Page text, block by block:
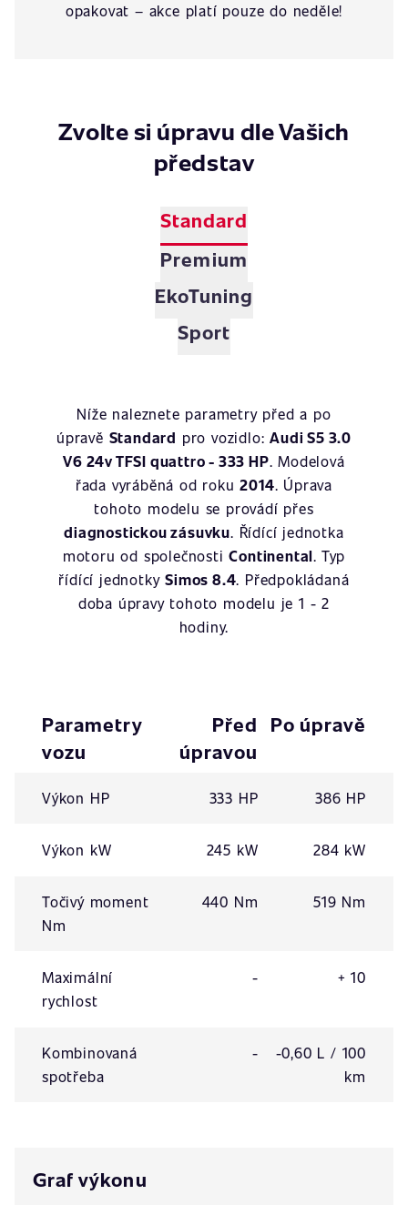
opakovat – akce platí pouze do neděle!
Zvolte si úpravu dle Vašich
představ
Standard
Premium
EkoTuning
Sport
Níže naleznete parametry před a po
úpravě Standard pro vozidlo:Audi S5 3.0
V6 24v TFSI quattro - 333 HP. Modelová
řada vyráběná od roku2014. Úprava
tohoto modelu se provádí přes
diagnostickou zásuvku. Řídící jednotka
motoru od společnostiContinental. Typ
řídící jednotkySimos 8.4. Předpokládaná
doba úpravy tohoto modelu je 1 - 2
hodiny.
Parametry
vozu
Před
úpravou
Po úpravě
Výkon HP 333 HP 386 HP
Výkon kW 245 kW 284 kW
Točivý moment
Nm
440 Nm 519 Nm
Maximální
rychlost
- + 10
Kombinovaná
spotřeba
-
-0,60 L / 100
km
Graf výkonu